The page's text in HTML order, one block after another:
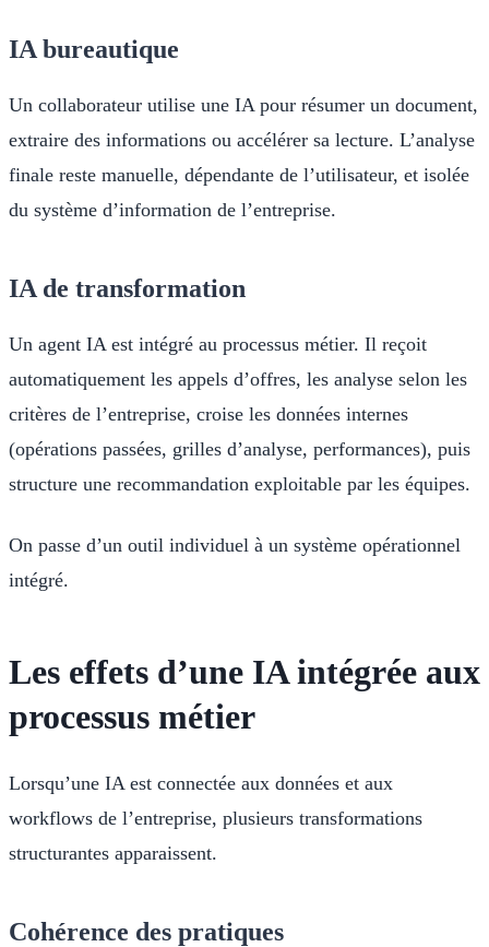
IA bureautique
Un collaborateur utilise une IA pour résumer un document,
extraire des informations ou accélérer sa lecture. L’analyse
finale reste manuelle, dépendante de l’utilisateur, et isolée
du système d’information de l’entreprise.
IA de transformation
Un agent IA est intégré au processus métier. Il reçoit
automatiquement les appels d’offres, les analyse selon les
critères de l’entreprise, croise les données internes
(opérations passées, grilles d’analyse, performances), puis
structure une recommandation exploitable par les équipes.
On passe d’un outil individuel à un système opérationnel
intégré.
Les effets d’une IA intégrée aux
processus métier
Lorsqu’une IA est connectée aux données et aux
workflows de l’entreprise, plusieurs transformations
structurantes apparaissent.
Cohérence des pratiques